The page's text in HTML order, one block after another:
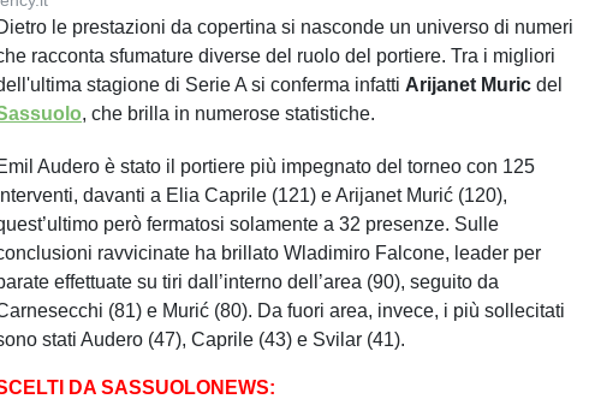
le prestazioni da copertina si nasconde un universo di numeri
racconta sfumature diverse del ruolo del portiere. Tra i migliori
stagione di Serie A si conferma infatti Arijanet Muric del
, che brilla in numerose statistiche.
Audero è stato il portiere più impegnato del torneo con 125
davanti a Elia Caprile (121) e Arijanet Murić (120),
però fermatosi solamente a 32 presenze. Sulle
ravvicinate ha brillato Wladimiro Falcone, leader per
effettuate su tiri dall’interno dell’area (90), seguito da
(81) e Murić (80). Da fuori area, invece, i più sollecitati
stati Audero (47), Caprile (43) e Svilar (41).
DA SASSUOLONEWS: